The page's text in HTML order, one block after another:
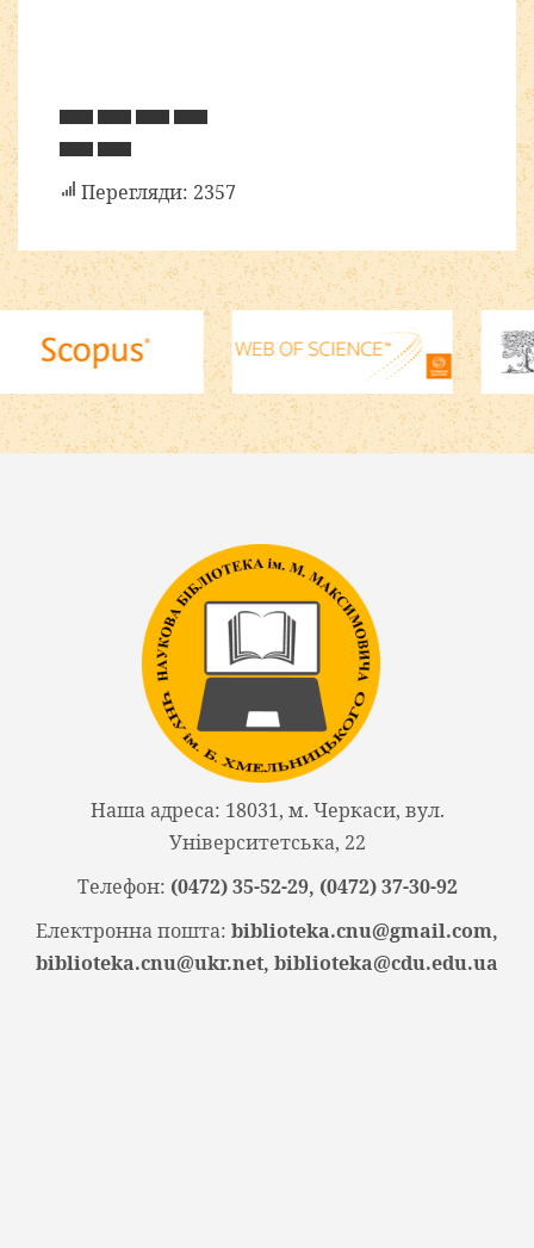
Перегляди: 2357
Наша адреса: 18031, м. Черкаси, вул.
Університетська, 22
Телефон: (0472) 35-52-29, (0472) 37-30-92
Електронна пошта: biblioteka.cnu@gmail.com,
biblioteka.cnu@ukr.net, biblioteka@cdu.edu.ua